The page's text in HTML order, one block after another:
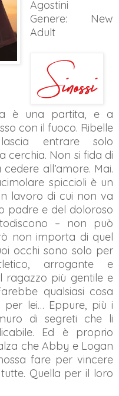
Agostini
Genere: New
Adult
è una partita, e a
con il fuoco. Ribelle
entrare solo
cerchia. Non si fida di
all’amore. Mai.
spiccioli è un
lavoro di cui non va
padre e del doloroso
– non può
non importa di quel
occhi sono solo per
arrogante e
ragazzo più gentile e
qualsiasi cosa
lei… Eppure, più i
di segreti che li
Ed è proprio
che Abby e Logan
fare per vincere
Quella per il loro